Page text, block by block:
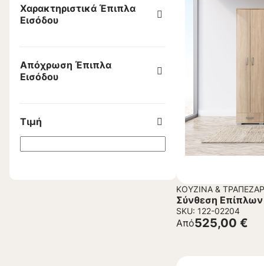
Χαρακτηριστικά Έπιπλα
Εισόδου
Απόχρωση Έπιπλα
Εισόδου
Τιμή
ΚΟΥΖΊΝΑ &
Σύνθεση Επίπλων
SKU: 122-02204
525,00 €
Από